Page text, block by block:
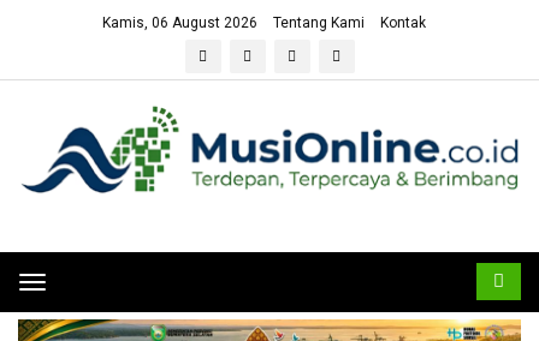
Kamis, 06 August 2026 Tentang Kami Kontak
Toggle
navigation